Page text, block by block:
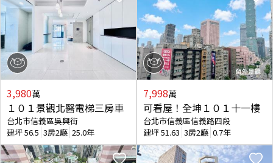
3,980萬
１０１景觀北醫電梯三房車
台北市信義區吳興街
建坪56.5 3房2廳 25.0年
7,998萬
可看屋！全坤１０１十一樓
台北市信義區信義路四段
建坪51.63 3房2廳 0.7年